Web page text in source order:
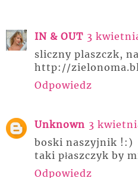
IN & OUT 3
sliczny plaszczk,
http://
Odpowiedz
Unknown 3
boski naszyjnik !:)
taki płaszczyk by
Odpowiedz